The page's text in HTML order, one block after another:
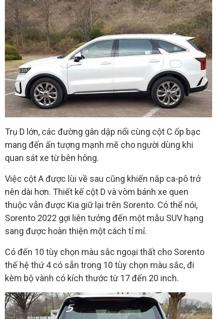
Trụ D lớn, các đường gân dập nổi cùng cột C ốp bạc
mang đến ấn tượng mạnh mẽ cho người dùng khi
quan sát xe từ bên hông.
Việc cột A được lùi về sau cũng khiến nắp ca-pô trở
nên dài hơn. Thiết kế cột D và vòm bánh xe quen
thuộc vẫn được Kia giữ lại trên Sorento. Có thể nói,
Sorento 2022 gợi liên tưởng đến một mẫu SUV hạng
sang được hoàn thiện một cách tỉ mỉ.
Có đến 10 tùy chọn màu sắc ngoại thất cho Sorento
thế hệ thứ 4 có sẵn trong 10 tùy chọn màu sắc, đi
kèm bộ vành có kích thước từ 17 đến 20 inch.